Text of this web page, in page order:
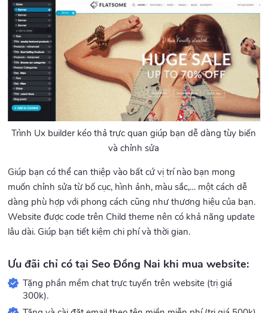
Trình Ux builder kéo thả trực quan giúp bạn dễ dàng tùy biến
và chỉnh sửa
Giúp bạn có thể can thiệp vào bất cứ vị trí nào bạn mong
muốn chỉnh sửa từ bố cục, hình ảnh, màu sắc,… một cách dễ
dàng phù hợp với phong cách cũng như thương hiệu của bạn.
Website được code trên Child theme nên có khả năng update
lâu dài. Giúp bạn tiết kiệm chi phí và thời gian.
Ưu đãi chỉ có tại Seo Đồng Nai khi mua website:
Tặng phần mềm chat trực tuyến trên website (trị giá
300k).